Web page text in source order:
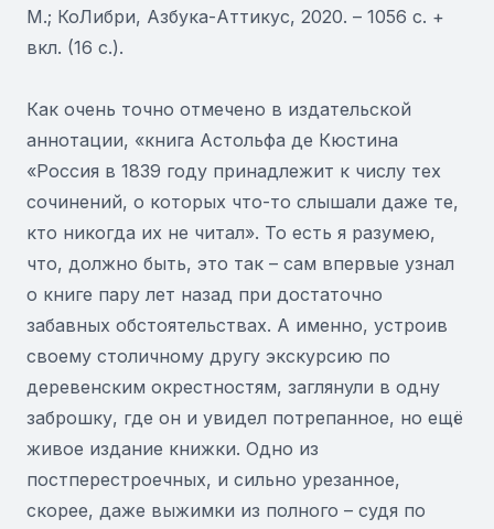
М.; КоЛибри, Азбука-Аттикус, 2020. – 1056 с. +
вкл. (16 с.).
Как очень точно отмечено в издательской
аннотации, «книга Астольфа де Кюстина
«Россия в 1839 году принадлежит к числу тех
сочинений, о которых что-то слышали даже те,
кто никогда их не читал». То есть я разумею,
что, должно быть, это так – сам впервые узнал
о книге пару лет назад при достаточно
забавных обстоятельствах. А именно, устроив
своему столичному другу экскурсию по
деревенским окрестностям, заглянули в одну
заброшку, где он и увидел потрепанное, но ещё
живое издание книжки. Одно из
постперестроечных, и сильно урезанное,
скорее, даже выжимки из полного – судя по